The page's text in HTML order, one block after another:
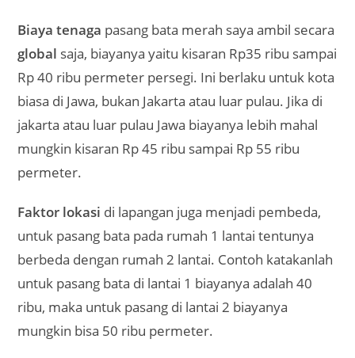
Biaya tenaga pasang bata merah saya ambil secara
global saja, biayanya yaitu kisaran Rp35 ribu sampai
Rp 40 ribu permeter persegi. Ini berlaku untuk kota
biasa di Jawa, bukan Jakarta atau luar pulau. Jika di
jakarta atau luar pulau Jawa biayanya lebih mahal
mungkin kisaran Rp 45 ribu sampai Rp 55 ribu
permeter.
Faktor lokasi di lapangan juga menjadi pembeda,
untuk pasang bata pada rumah 1 lantai tentunya
berbeda dengan rumah 2 lantai. Contoh katakanlah
untuk pasang bata di lantai 1 biayanya adalah 40
ribu, maka untuk pasang di lantai 2 biayanya
mungkin bisa 50 ribu permeter.